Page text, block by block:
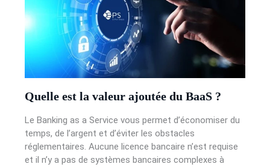
Quelle est la valeur ajoutée du BaaS ?
Le Banking as a Service vous permet d’économiser du
temps, de l’argent et d’éviter les obstacles
réglementaires. Aucune licence bancaire n’est requise
et il n’y a pas de systèmes bancaires complexes à